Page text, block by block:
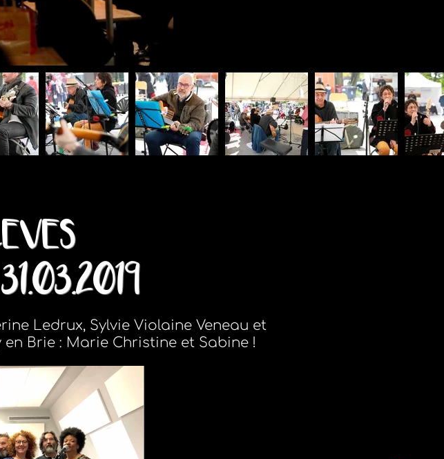
Ledrux, Sylvie Violaine Veneau et
Brie : Marie Christine et Sabine !